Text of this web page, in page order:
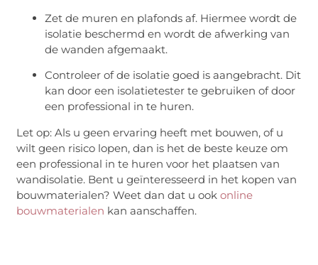
Zet de muren en plafonds af. Hiermee wordt de
isolatie beschermd en wordt de afwerking van
de wanden afgemaakt.
Controleer of de isolatie goed is aangebracht. Dit
kan door een isolatietester te gebruiken of door
een professional in te huren.
Let op: Als u geen ervaring heeft met bouwen, of u
wilt geen risico lopen, dan is het de beste keuze om
een professional in te huren voor het plaatsen van
wandisolatie. Bent u geïnteresseerd in het kopen van
bouwmaterialen? Weet dan dat u ookonline
bouwmaterialen kan aanschaffen.